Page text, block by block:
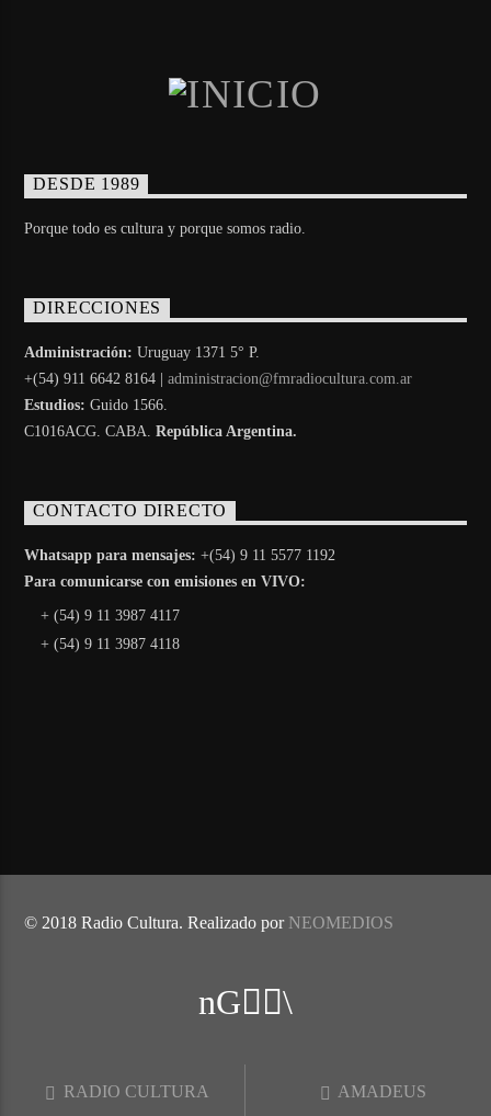
RADIO CULTURA AMADEUS
DESDE 1989
Porque todo es cultura y porque somos radio.
DIRECCIONES
Administración: Uruguay 1371 5° P.
+(54) 911 6642 8164 |administracion@fmradiocultura.com.ar
Estudios: Guido 1566.
C1016ACG. CABA.República Argentina.
CONTACTO DIRECTO
Whatsapp para mensajes: +(54) 9 11 5577 1192
Para comunicarse con emisiones en VIVO:
+ (54) 9 11 3987 4117
+ (54) 9 11 3987 4118
© 2018 Radio Cultura. Realizado por NEOMEDIOS